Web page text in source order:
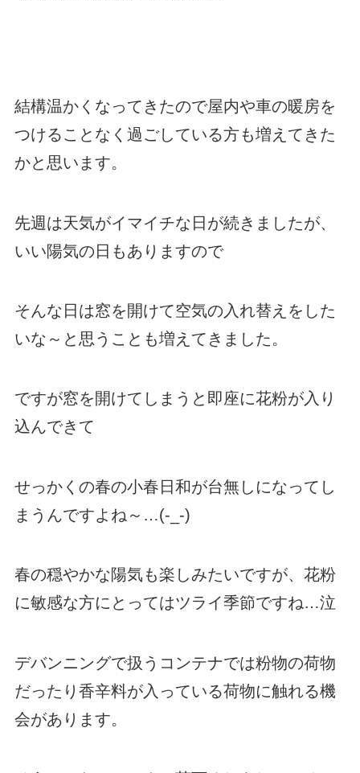
結構温かくなってきたので屋内や車の暖房を
つけることなく過ごしている方も増えてきた
かと思います。
先週は天気がイマイチな日が続きましたが、
いい陽気の日もありますので
そんな日は窓を開けて空気の入れ替えをした
いな～と思うことも増えてきました。
ですが窓を開けてしまうと即座に花粉が入り
込んできて
せっかくの春の小春日和が台無しになってし
まうんですよね～…(-_-)
春の穏やかな陽気も楽しみたいですが、花粉
に敏感な方にとってはツライ季節ですね…泣
デバンニングで扱うコンテナでは粉物の荷物
だったり香辛料が入っている荷物に触れる機
会があります。